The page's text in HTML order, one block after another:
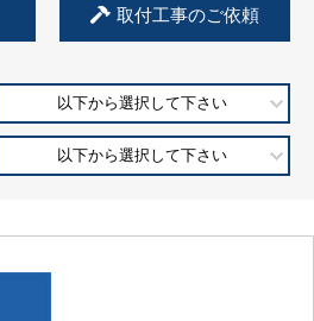
取付工事のご依頼
以下から選択して下さい
以下から選択して下さい